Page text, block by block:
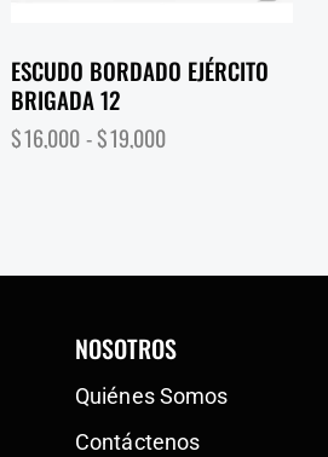
ESCUDO BORDADO EJÉRCITO
BRIGADA 12
$16,000-$19,000
NOSOTROS
Quiénes Somos
Contáctenos